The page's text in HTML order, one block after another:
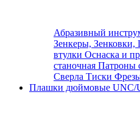
Абразивный
Зенкеры, Зенковки,
втулки Оснаска и
станочная Патроны
Сверла Тиски
Плашки дюймовые UNC/